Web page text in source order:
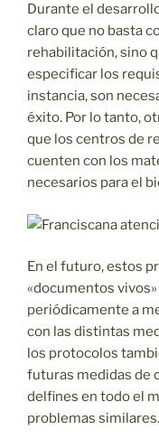
Durante el
claro que no basta
rehabilitación, sino
especificar los
instancia, son
éxito. Por lo tanto,
que los centros de
cuenten con los
necesarios para el
En el futuro, estos
«documentos
periódicamente a
con las distintas
los protocolos
futuras medidas de
delfines en todo el
problemas similares.